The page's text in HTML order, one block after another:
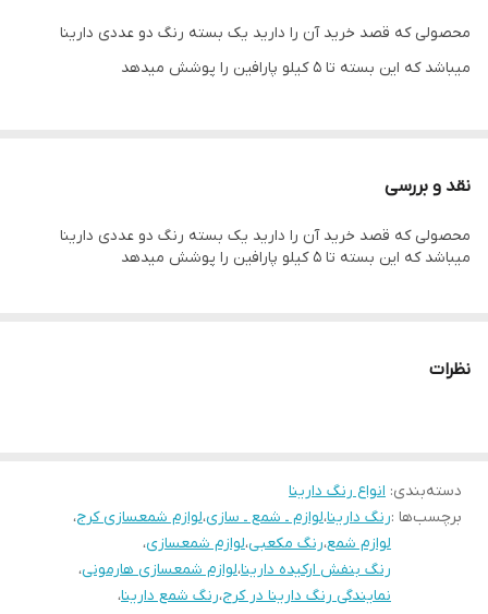
محصولی که قصد خرید آن را دارید یک بسته رنگ دو عددی دارینا
میباشد که این بسته تا ۵ کیلو پارافین را پوشش میدهد
نقد و بررسی
محصولی که قصد خرید آن را دارید یک بسته رنگ دو عددی دارینا
میباشد که این بسته تا ۵ کیلو پارافین را پوشش میدهد
نظرات
دسته‌بندی: انواع رنگ دارینا
برچسب‌ها :رنگ دارینا،لوازم ـ شمع ـ سازی،لوازم شمعسازی کرج،
لوازم شمع،رنگ مکعبی،لوازم شمعسازی،
رنگ بنفش ارکیده دارینا،لوازم شمعسازی هارمونی،
نمایندگی رنگ دارینا در کرج،رنگ شمع دارینا،